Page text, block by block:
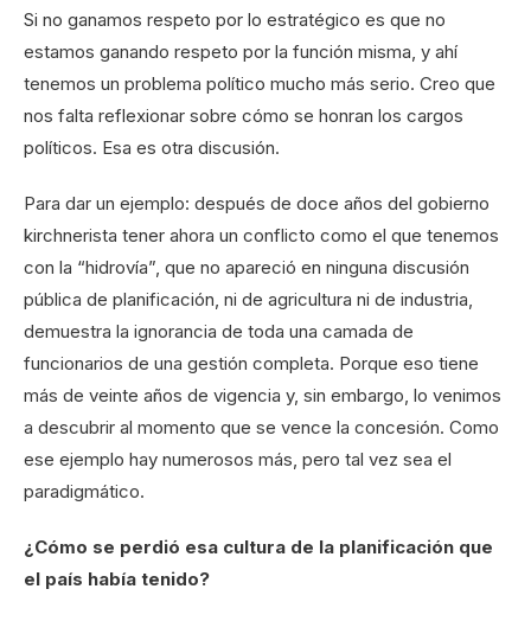
Si no ganamos respeto por lo estratégico es que no
estamos ganando respeto por la función misma, y ahí
tenemos un problema político mucho más serio. Creo que
nos falta reflexionar sobre cómo se honran los cargos
políticos. Esa es otra discusión.
Para dar un ejemplo: después de doce años del gobierno
kirchnerista tener ahora un conflicto como el que tenemos
con la “hidrovía”, que no apareció en ninguna discusión
pública de planificación, ni de agricultura ni de industria,
demuestra la ignorancia de toda una camada de
funcionarios de una gestión completa. Porque eso tiene
más de veinte años de vigencia y, sin embargo, lo venimos
a descubrir al momento que se vence la concesión. Como
ese ejemplo hay numerosos más, pero tal vez sea el
paradigmático.
¿Cómo se perdió esa cultura de la planificación que
el país había tenido?